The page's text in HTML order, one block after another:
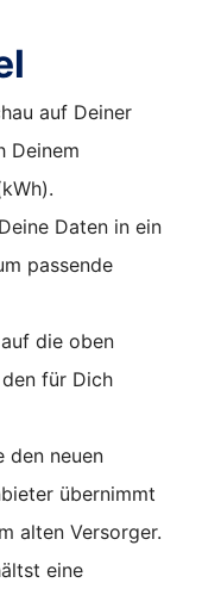
auf Deiner
Deinem
Daten in ein
passende
die oben
für Dich
den neuen
übernimmt
alten Versorger.
eine